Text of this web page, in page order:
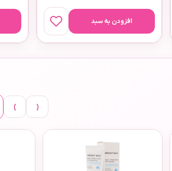
افزودن به سبد
‹
›